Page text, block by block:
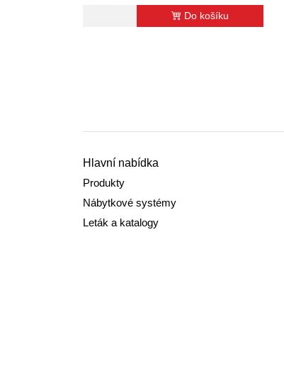
Do košíku
Hlavní nabídka
Produkty
Nábytkové systémy
Leták a katalogy